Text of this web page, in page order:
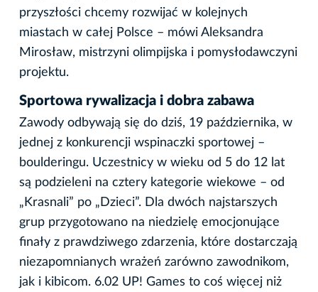
przyszłości chcemy rozwijać w kolejnych
miastach w całej Polsce – mówi Aleksandra
Mirosław, mistrzyni olimpijska i pomysłodawczyni
projektu.
Sportowa rywalizacja i dobra zabawa
Zawody odbywają się do dziś, 19 października, w
jednej z konkurencji wspinaczki sportowej –
boulderingu. Uczestnicy w wieku od 5 do 12 lat
są podzieleni na cztery kategorie wiekowe – od
„Krasnali” po „Dzieci”. Dla dwóch najstarszych
grup przygotowano na niedzielę emocjonujące
finały z prawdziwego zdarzenia, które dostarczają
niezapomnianych wrażeń zarówno zawodnikom,
jak i kibicom. 6.02 UP! Games to coś więcej niż